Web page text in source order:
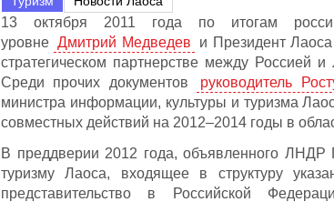
13 октября 2011 года по итогам
уровне Дмитрий Медведев
и Президент
стратегическом партнерстве между Россией
Среди прочих документов
руководитель
министра информации, культуры и туризма
совместных действий на 2012–2014 годы в
В преддверии 2012 года, объявленного ЛНДР
туризму Лаоса, входящее в структуру
представительство в Российской